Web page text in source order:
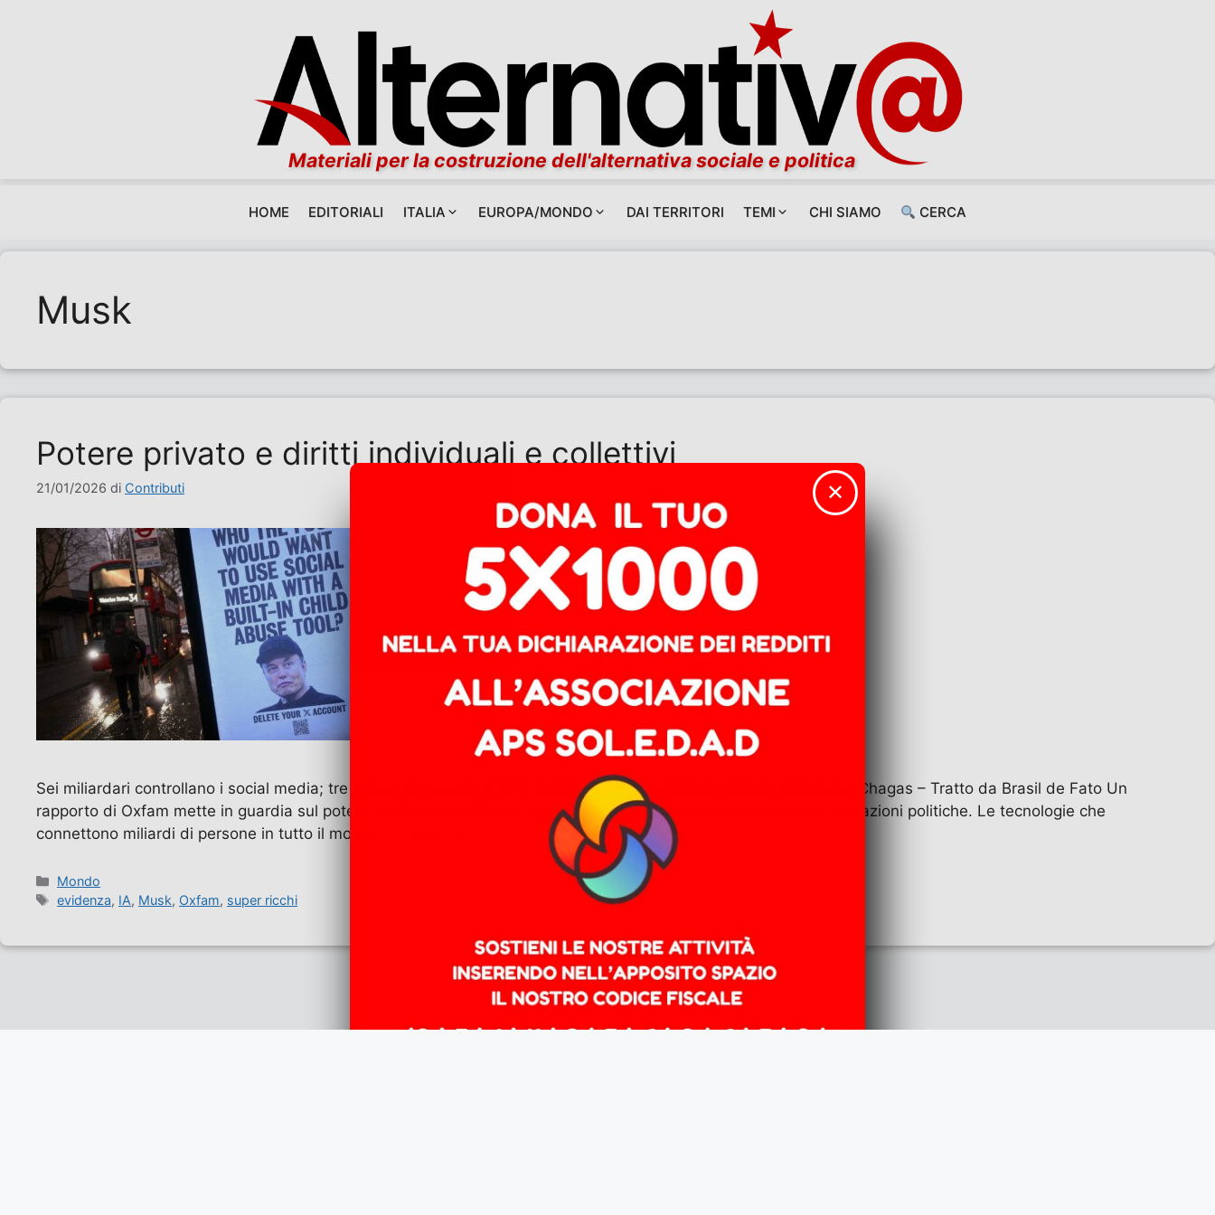
Materiali per la costruzione dell'alternativa sociale e politica
HOME EDITORIALI ITALIA EUROPA/MONDO DAI TERRITORI TEMI CHI SIAMO CERCA
Musk
Potere privato e diritti individuali e collettivi
21/01/2026 di Contributi
Sei miliardari controllano i social media; tre di loro detengono il 90% dell’intelligenza artificiale globale di Rodrigo Chagas – Tratto da Brasil de Fato Un
rapporto di Oxfam mette in guardia sul potere delle grandi aziende tecnologiche di reprimere e manipolare le narrazioni politiche. Le tecnologie che
connettono miliardi di persone in tutto il mondo …
Categorie
Mondo
Tag
evidenza, IA, Musk, Oxfam, super ricchi
✕